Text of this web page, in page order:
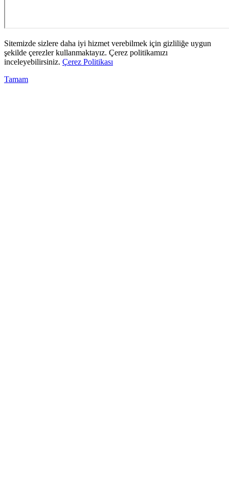
Sitemizde sizlere daha iyi hizmet verebilmek için gizliliğe uygun
şekilde çerezler kullanmaktayız. Çerez politikamızı
inceleyebilirsiniz. Çerez Politikası
Tamam